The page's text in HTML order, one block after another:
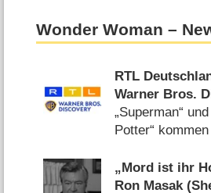
Wonder Woman –
RTL
Warner Bros.
verlängern
doch es bleiben
„Superman“
Potter“
12.09.2025)
„Mord ist ihr
Ron Masak